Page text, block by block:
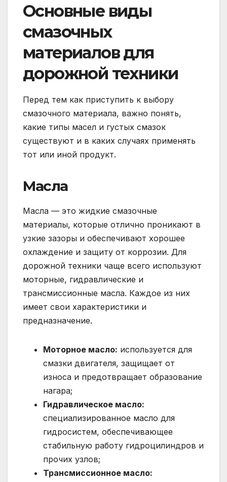
Основные виды
смазочных
материалов для
дорожной техники
Перед тем как приступить к выбору
смазочного материала, важно понять,
какие типы масел и густых смазок
существуют и в каких случаях применять
тот или иной продукт.
Масла
Масла — это жидкие смазочные
материалы, которые отлично проникают в
узкие зазоры и обеспечивают хорошее
охлаждение и защиту от коррозии. Для
дорожной техники чаще всего используют
моторные, гидравлические и
трансмиссионные масла. Каждое из них
имеет свои характеристики и
предназначение.
Моторное масло: используется для
смазки двигателя, защищает от
износа и предотвращает образование
нагара;
Гидравлическое масло:
специализированное масло для
гидросистем, обеспечивающее
стабильную работу гидроцилиндров и
прочих узлов;
Трансмиссионное масло: